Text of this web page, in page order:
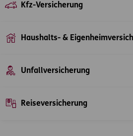
Kfz-Versicherung
Haushalts- &
Unfallversicherung
Reiseversicherung